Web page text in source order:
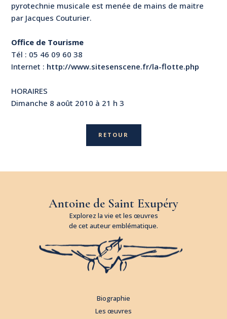
pyrotechnie musicale est menée de mains de maitre
par Jacques Couturier.
Office de Tourisme
Tél : 05 46 09 60 38
Internet : http://www.sitesenscene.fr/la-flotte.php
HORAIRES
Dimanche 8 août 2010 à 21 h 3
RETOUR
Antoine de Saint Exupéry
Explorez la vie et les œuvres
de cet auteur emblématique.
Biographie
Les œuvres